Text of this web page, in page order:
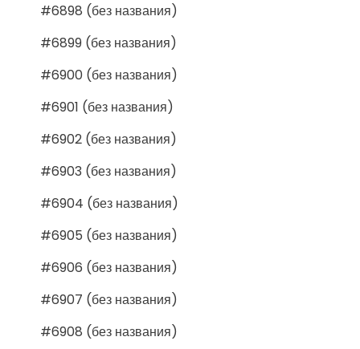
#6898 (без названия)
#6899 (без названия)
#6900 (без названия)
#6901 (без названия)
#6902 (без названия)
#6903 (без названия)
#6904 (без названия)
#6905 (без названия)
#6906 (без названия)
#6907 (без названия)
#6908 (без названия)